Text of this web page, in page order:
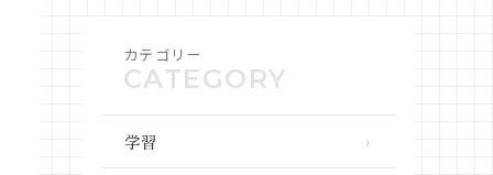
カテゴリー
学習